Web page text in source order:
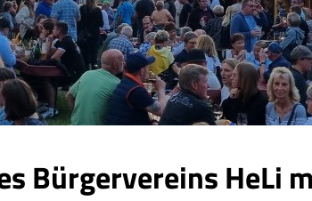
Bürgervereins HeLi